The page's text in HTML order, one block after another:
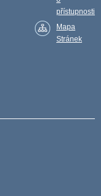
přístupnosti
Mapa
Stránek